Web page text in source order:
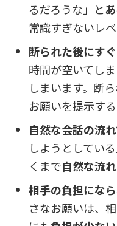
るだろうな」と
常識すぎないレ
断られた後にす
時間が空いてし
しまいます。断ら
お願いを提示す
自然な会話の流
しようとしてい
くまで自然な流れ
相手の負担にな
さなお願いは、